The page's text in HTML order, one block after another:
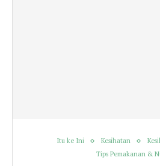
Itu ke Ini Kesihatan
Tips Pemakanan &